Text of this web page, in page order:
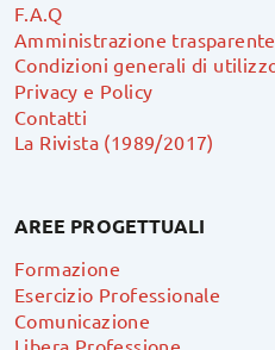
F.A.Q
Amministrazione trasparente
Condizioni generali di
Privacy e Policy
Contatti
La Rivista (1989/2017)
AREE PROGETTUALI
Formazione
Esercizio Professionale
Comunicazione